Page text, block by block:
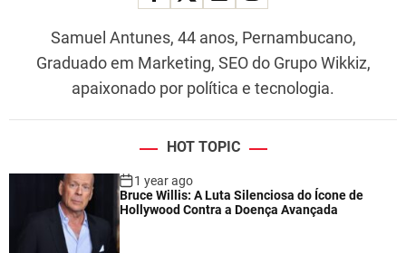
Samuel Antunes, 44 anos, Pernambucano,
Graduado em Marketing, SEO do Grupo Wikkiz,
apaixonado por política e tecnologia.
HOT TOPIC
1 year ago
Bruce Willis: A Luta Silenciosa do Ícone de
Hollywood Contra a Doença Avançada